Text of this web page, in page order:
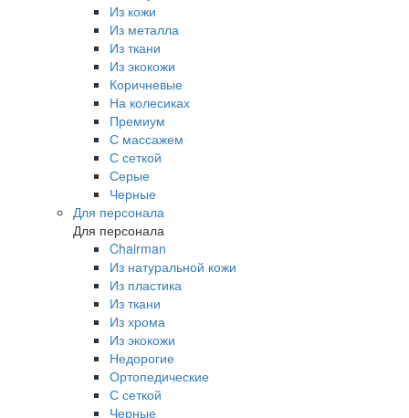
Из кожи
Из металла
Из ткани
Из экокожи
Коричневые
На колесиках
Премиум
С массажем
С сеткой
Серые
Черные
Для персонала
Для персонала
Chairman
Из натуральной кожи
Из пластика
Из ткани
Из хрома
Из экокожи
Недорогие
Ортопедические
С сеткой
Черные